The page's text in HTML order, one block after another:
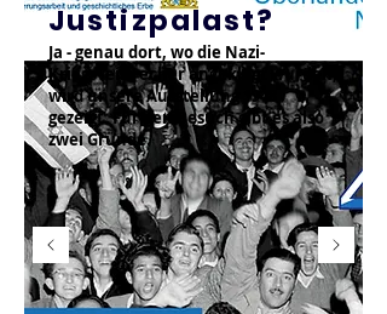
Justizpalast?
Ja - genau dort, wo die Nazi-
Kriegsverbrecher angeklagt wurden,
wird unsere Ausstellung 1948
gezeigt. Für den Besuch gibt es also
zwei Gründe.